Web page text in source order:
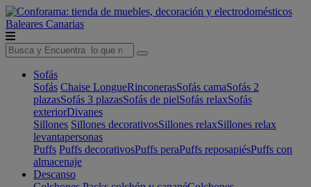
Baleares Canarias
Sofás
Sofás Chaise LongueRinconerasSofás camaSofás 2
plazasSofás 3 plazasSofás de pielSofás relaxSofás
exteriorDivanes
Sillones Sillones decorativosSillones relaxSillones relax
levantapersonas
Puffs Puffs decorativosPuffs peraPuffs reposapiésPuffs con
almacenaje
Descanso